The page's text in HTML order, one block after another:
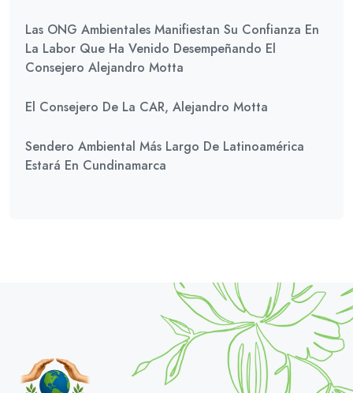
Las ONG Ambientales Manifiestan Su Confianza En
La Labor Que Ha Venido Desempeñando El
Consejero Alejandro Motta
El Consejero De La CAR, Alejandro Motta
Sendero Ambiental Más Largo De Latinoamérica
Estará En Cundinamarca